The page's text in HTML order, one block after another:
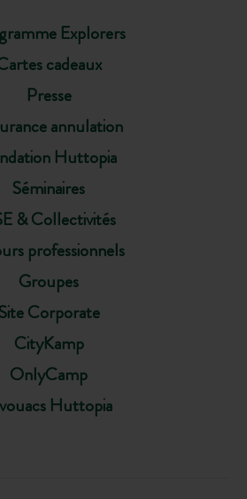
Explorers
cadeaux
Presse
annulation
Huttopia
Séminaires
& Collectivités
professionnels
Groupes
Site Corporate
CityKamp
OnlyCamp
Huttopia